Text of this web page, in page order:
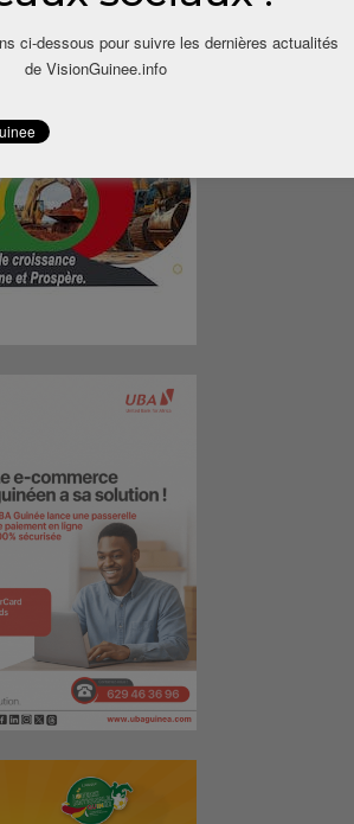
ci-dessous pour suivre les dernières actualités
de VisionGuinee.info